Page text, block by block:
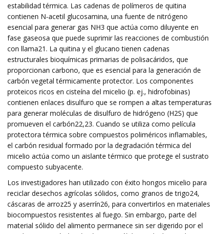
estabilidad térmica. Las cadenas de polímeros de quitina
contienen N-acetil glucosamina, una fuente de nitrógeno
esencial para generar gas NH3 que actúa como diluyente en
fase gaseosa que puede suprimir las reacciones de combustión
con llama21. La quitina y el glucano tienen cadenas
estructurales bioquímicas primarias de polisacáridos, que
proporcionan carbono, que es esencial para la generación de
carbón vegetal térmicamente protector. Los componentes
proteicos ricos en cisteína del micelio (p. ej., hidrofobinas)
contienen enlaces disulfuro que se rompen a altas temperaturas
para generar moléculas de disulfuro de hidrógeno (H2S) que
promueven el carbón22,23. Cuando se utiliza como película
protectora térmica sobre compuestos poliméricos inflamables,
el carbón residual formado por la degradación térmica del
micelio actúa como un aislante térmico que protege el sustrato
compuesto subyacente.
Los investigadores han utilizado con éxito hongos micelio para
reciclar desechos agrícolas sólidos, como granos de trigo24,
cáscaras de arroz25 y aserrín26, para convertirlos en materiales
biocompuestos resistentes al fuego. Sin embargo, parte del
material sólido del alimento permanece sin ser digerido por el